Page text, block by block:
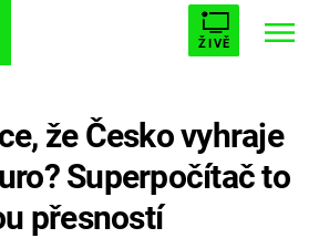
ŽIVĚ
AVENGERS 5
že Česko vyhraje
Superpočítač to
přesností